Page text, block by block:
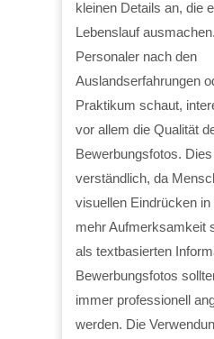
kleinen Details an, die
Lebenslauf
Personaler nach den
Auslandserfahrungen
Praktikum schaut,
vor allem die Qualität
Bewerbungsfotos.
verständlich, da
visuellen Eindrücken in
mehr Aufmerksamkeit
als textbasierten
Bewerbungsfotos
immer professionell
werden. Die